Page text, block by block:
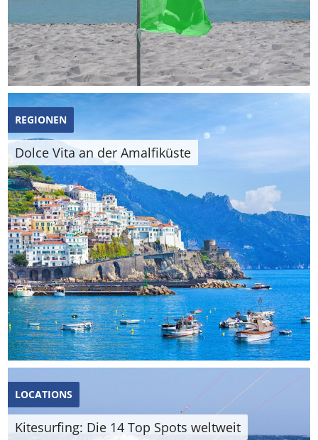
REGIONEN
Dolce Vita an der Amalfiküste
LOCATIONS
Kitesurfing: Die 14 Top Spots weltweit